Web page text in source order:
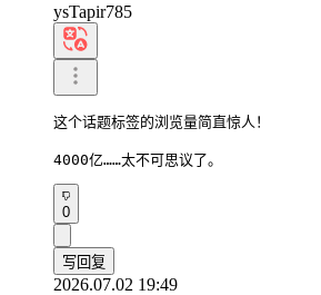
ysTapir785
这个话题标签的浏览量简直惊人！
4000亿……太不可思议了。
0
写回复
2026.07.02 19:49